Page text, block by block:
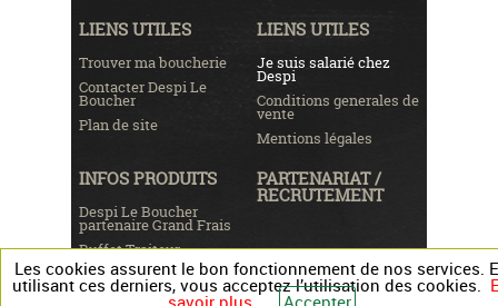
LIENS UTILES
Trouver ma boucherie
Contacter Despi Le
Boucher
Plan de site
LIENS UTILES
Je suis salarié chez
Despi
Conditions generales de
vente
Mentions légales
INFOS PRODUITS
Despi Le Boucher
partenaire Grand Frais
Buffet Traiteur
Dossier Presse
PARTENARIAT /
RECRUTEMENT
Les cookies assurent le bon fonctionnement de nos services.
utilisant ces derniers, vous acceptez l’utilisation des cookies.
savoir plus Accepter